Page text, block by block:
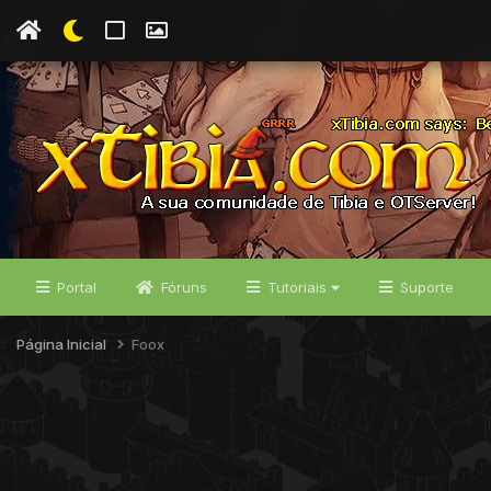
Portal Fóruns Tutoriais Suporte
Página Inicial Foox